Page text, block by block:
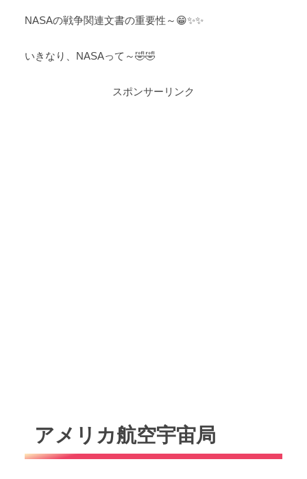
NASAの戦争関連文書の重要性～😁✨✨
いきなり、NASAって～🤣🤣
スポンサーリンク
アメリカ航空宇宙局